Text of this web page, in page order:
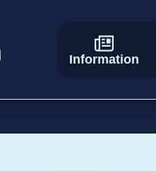
Information